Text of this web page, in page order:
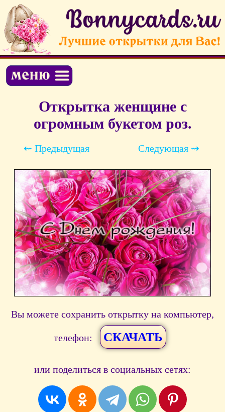
Открытка женщине с
огромным букетом роз.
⇜ Предыдущая Следующая ⇝
Вы можете сохранить открытку на компьютер,
телефон: СКАЧАТЬ
или поделиться в социальных сетях: